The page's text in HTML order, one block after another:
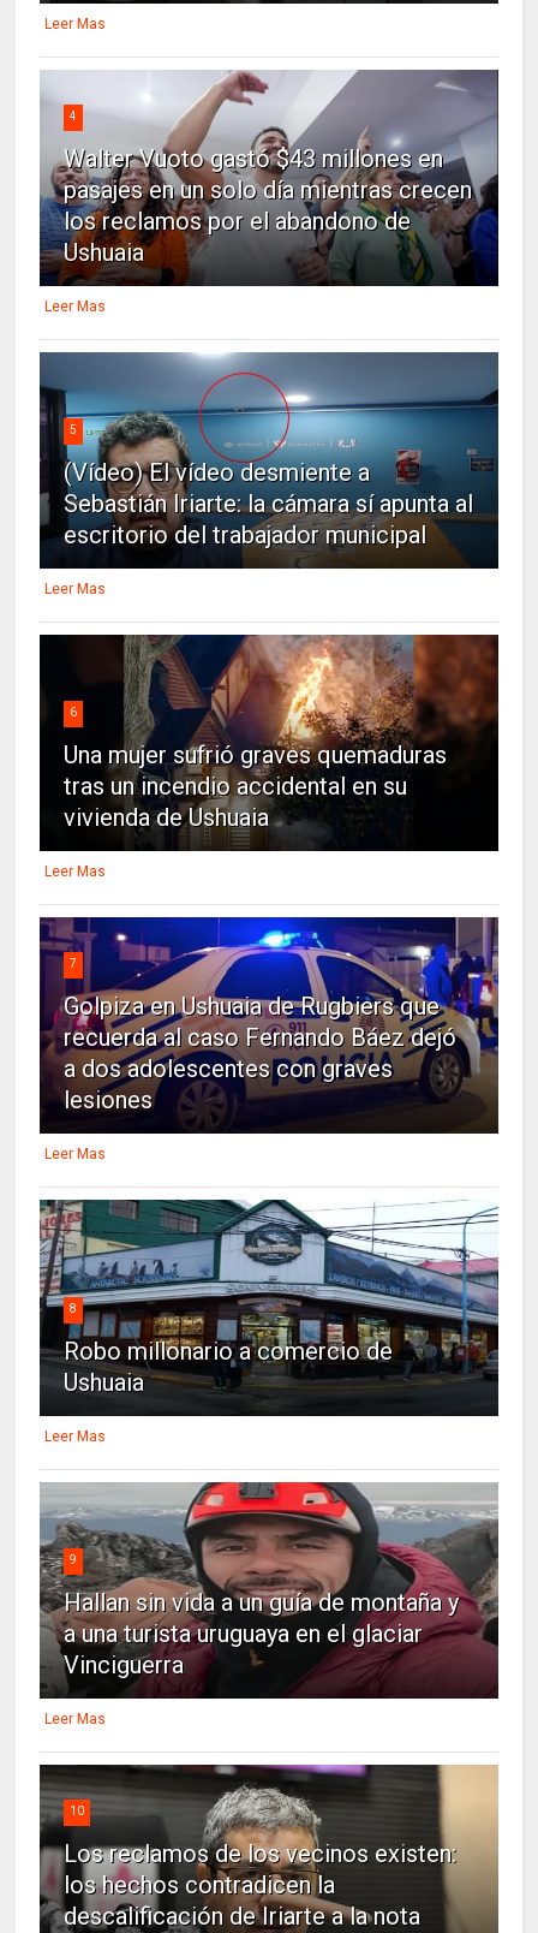
Leer Mas
4
Walter Vuoto gastó $43 millones en
pasajes en un solo día mientras crecen
los reclamos por el abandono de
Ushuaia
Leer Mas
5
(Vídeo) El vídeo desmiente a
Sebastián Iriarte: la cámara sí apunta al
escritorio del trabajador municipal
Leer Mas
6
Una mujer sufrió graves quemaduras
tras un incendio accidental en su
vivienda de Ushuaia
Leer Mas
7
Golpiza en Ushuaia de Rugbiers que
recuerda al caso Fernando Báez dejó
a dos adolescentes con graves
lesiones
Leer Mas
8
Robo millonario a comercio de
Ushuaia
Leer Mas
9
Hallan sin vida a un guía de montaña y
a una turista uruguaya en el glaciar
Vinciguerra
Leer Mas
10
Los reclamos de los vecinos existen:
los hechos contradicen la
descalificación de Iriarte a la nota